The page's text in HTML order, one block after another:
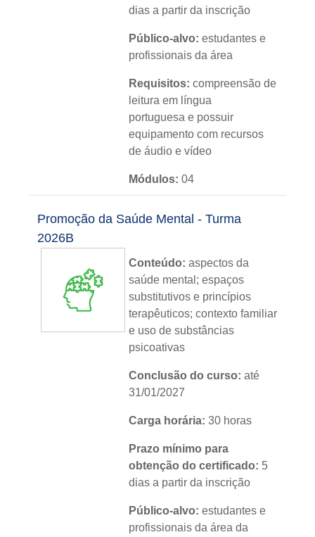
dias a partir da inscrição
Público-alvo: estudantes e
profissionais da área
Requisitos: compreensão de
leitura em língua
portuguesa e possuir
equipamento com recursos
de áudio e vídeo
Módulos: 04
Nível:básico
Idioma:português
Promoção da Saúde Mental - Turma
2026B
Conteúdo:aspectos da
saúde mental; espaços
substitutivos e princípios
terapêuticos; contexto familiar
e uso de substâncias
psicoativas
Conclusão do curso: até
31/01/2027
Carga horária: 30 horas
Prazo mínimo para
obtenção do certificado: 5
dias a partir da inscrição
Público-alvo: estudantes e
profissionais da área da